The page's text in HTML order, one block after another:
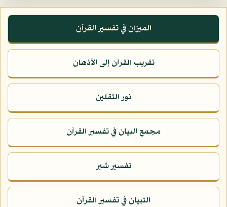
الميزان في تفسير القرآن
تقريب القرآن إلى الأذهان
نور الثقلين
مجمع البيان في تفسير القرآن
تفسير شبر
التبيان في تفسير القرآن